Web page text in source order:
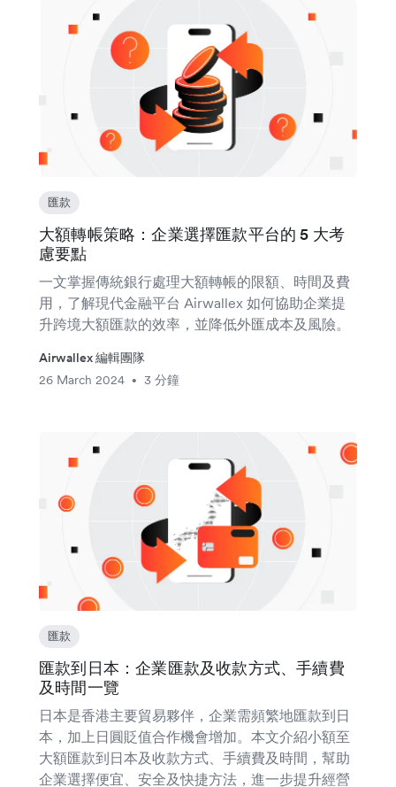
匯款
大額轉帳策略：企業選擇匯款平台的 5 大考
慮要點
一文掌握傳統銀行處理大額轉帳的限額、時間及費
用，了解現代金融平台 Airwallex 如何協助企業提
升跨境大額匯款的效率，並降低外匯成本及風險。
Airwallex 編輯團隊
26 March 2024
• 3 分鐘
匯款
匯款到日本：企業匯款及收款方式、手續費
及時間一覽
日本是香港主要貿易夥伴，企業需頻繁地匯款到日
本，加上日圓貶值合作機會增加。本文介紹小額至
大額匯款到日本及收款方式、手續費及時間，幫助
企業選擇便宜、安全及快捷方法，進一步提升經營